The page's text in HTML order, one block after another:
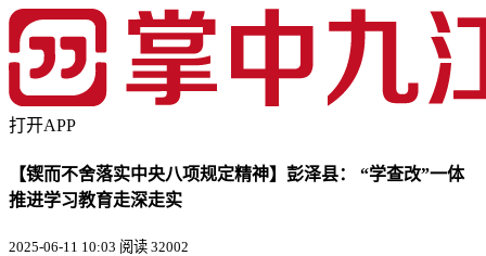
打开APP
【锲而不舍落实中央八项规定精神】彭泽县： “学查改”一体
推进学习教育走深走实
2025-06-11 10:03 阅读 32002